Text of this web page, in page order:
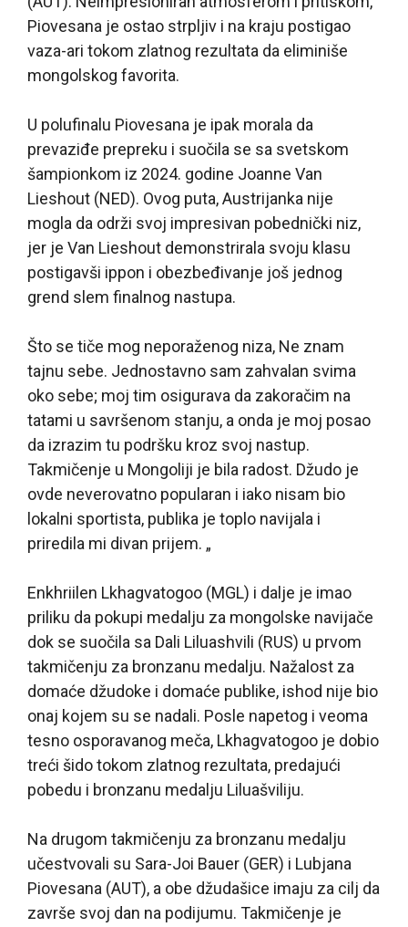
Piovesana je ostao strpljiv i na kraju postigao
vaza-ari tokom zlatnog rezultata da eliminiše
mongolskog favorita.
U polufinalu Piovesana je ipak morala da
prevaziđe prepreku i suočila se sa svetskom
šampionkom iz 2024. godine Joanne Van
Lieshout (NED). Ovog puta, Austrijanka nije
mogla da održi svoj impresivan pobednički niz,
jer je Van Lieshout demonstrirala svoju klasu
postigavši ippon i obezbeđivanje još jednog
grend slem finalnog nastupa.
Što se tiče mog neporaženog niza, Ne znam
tajnu sebe. Jednostavno sam zahvalan svima
oko sebe; moj tim osigurava da zakoračim na
tatami u savršenom stanju, a onda je moj posao
da izrazim tu podršku kroz svoj nastup.
Takmičenje u Mongoliji je bila radost. Džudo je
ovde neverovatno popularan i iako nisam bio
lokalni sportista, publika je toplo navijala i
priredila mi divan prijem. „
Enkhriilen Lkhagvatogoo (MGL) i dalje je imao
priliku da pokupi medalju za mongolske navijače
dok se suočila sa Dali Liluashvili (RUS) u prvom
takmičenju za bronzanu medalju. Nažalost za
domaće džudoke i domaće publike, ishod nije bio
onaj kojem su se nadali. Posle napetog i veoma
tesno osporavanog meča, Lkhagvatogoo je dobio
treći šido tokom zlatnog rezultata, predajući
pobedu i bronzanu medalju Liluašviliju.
Na drugom takmičenju za bronzanu medalju
učestvovali su Sara-Joi Bauer (GER) i Lubjana
Piovesana (AUT), a obe džudašice imaju za cilj da
završe svoj dan na podijumu. Takmičenje je